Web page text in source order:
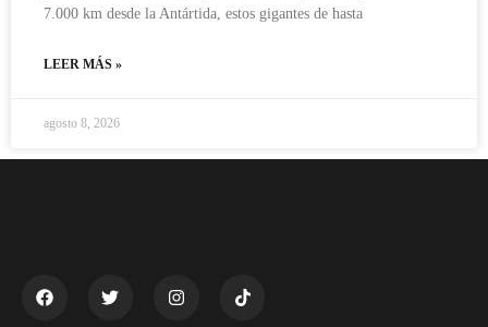
7.000 km desde la Antártida, estos gigantes de hasta
LEER MÁS »
agosto 8, 2026